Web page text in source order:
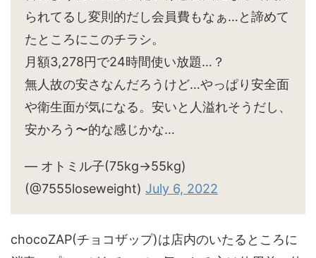
られてるし変則的だし会員費もなぁ…と諦めて
たところにこのチラシ。
月額3,278円で24時間使い放題…？
無人故の安さなんだろうけど…やっぱり安全面
や衛生面が気になる。安いと人溢れそうだし、
安かろう〜的な感じかな…
— オトミル子(75kg→55kg)
(@7555loseweight) July 6, 2022
chocoZAP(チョコザップ)は店内のいたるところに